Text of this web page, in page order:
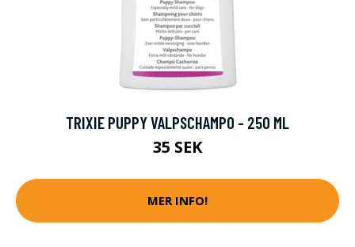
TRIXIE PUPPY VALPSCHAMPO - 250 ML
35 SEK
MER INFO!